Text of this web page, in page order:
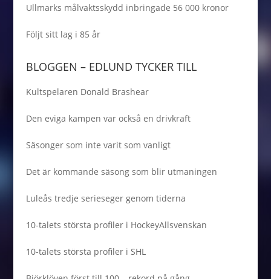
Ullmarks målvaktsskydd inbringade 56 000 kronor
Följt sitt lag i 85 år
BLOGGEN – EDLUND TYCKER TILL
Kultspelaren Donald Brashear
Den eviga kampen var också en drivkraft
Säsonger som inte varit som vanligt
Det är kommande säsong som blir utmaningen
Luleås tredje serieseger genom tiderna
10-talets största profiler i HockeyAllsvenskan
10-talets största profiler i SHL